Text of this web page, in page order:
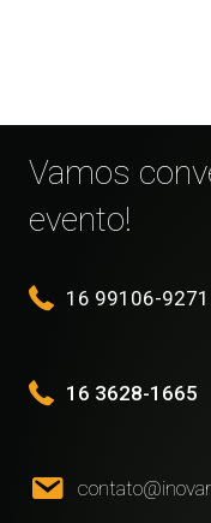
Vamos
evento!
16 99106-9271
16 3628-1665